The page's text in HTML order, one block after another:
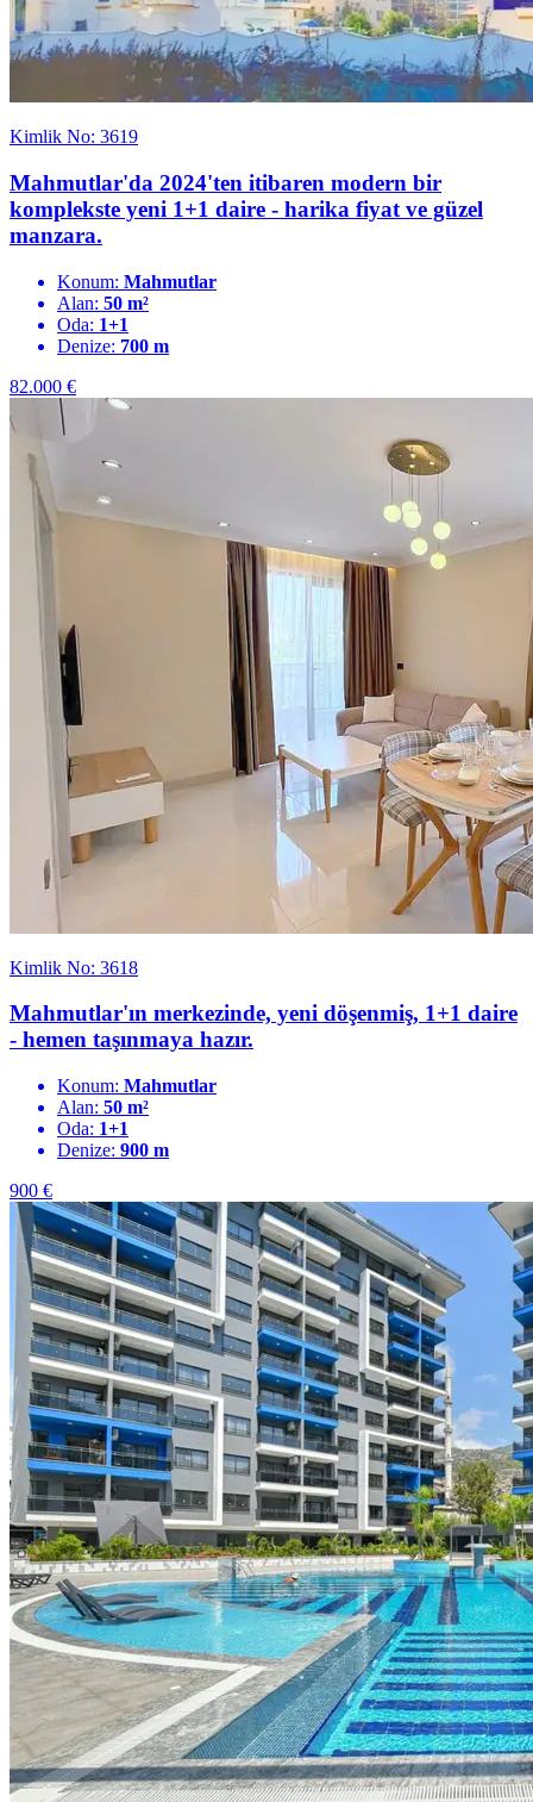
Kimlik No: 3619
Mahmutlar'da 2024'ten itibaren modern bir
komplekste yeni 1+1 daire - harika fiyat ve güzel
manzara.
Konum: Mahmutlar
Alan: 50 m²
Oda: 1+1
Denize: 700 m
82.000 €
Kimlik No: 3618
Mahmutlar'ın merkezinde, yeni döşenmiş, 1+1 daire
- hemen taşınmaya hazır.
Konum: Mahmutlar
Alan: 50 m²
Oda: 1+1
Denize: 900 m
900 €